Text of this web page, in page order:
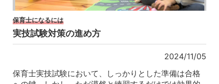
保育士になるには
実技試験対策の進め方
2024/11/05
保育士実技試験において、しっかりとした準備は合格